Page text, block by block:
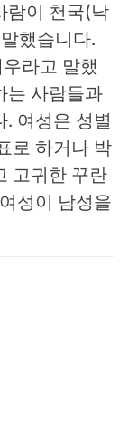
람이 천국(낙
했습니다.
라고 말했
는 사람들과
여성은 성별
로 하거나 박
고귀한 꾸란
성이 남성을